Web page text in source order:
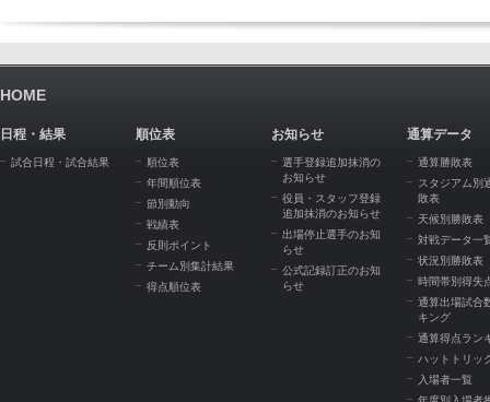
HOME
日程・結果
試合日程・試合結果
順位表
順位表
年間順位表
節別動向
戦績表
反則ポイント
チーム別集計結果
得点順位表
お知らせ
選手登録追加抹消の
お知らせ
役員・スタッフ登録
追加抹消のお知らせ
出場停止選手のお知
らせ
公式記録訂正のお知
らせ
通算データ
通算勝敗表
スタジアム別
敗表
天候別勝敗表
対戦データ一
状況別勝敗表
時間帯別得失
通算出場試合
キング
通算得点ラン
ハットトリッ
入場者一覧